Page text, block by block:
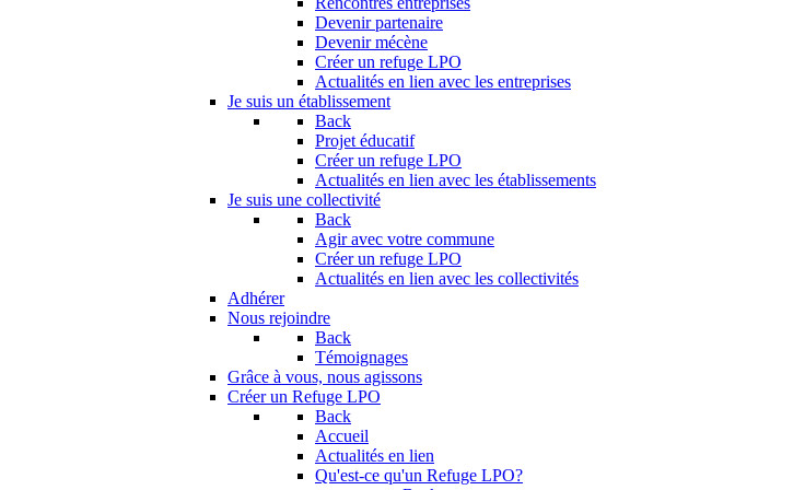
Devenir partenaire
Devenir mécène
Créer un refuge LPO
Actualités en lien avec les entreprises
Je suis un établissement
Back
Projet éducatif
Créer un refuge LPO
Actualités en lien avec les établissements
Je suis une collectivité
Back
Agir avec votre commune
Créer un refuge LPO
Actualités en lien avec les collectivités
Adhérer
Nous rejoindre
Back
Témoignages
Grâce à vous, nous agissons
Créer un Refuge LPO
Back
Accueil
Actualités en lien
Qu'est-ce qu'un Refuge LPO?